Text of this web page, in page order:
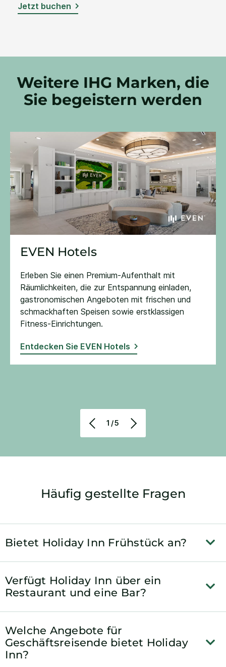
Jetzt buchen
Weitere IHG Marken, die
Sie begeistern werden
EVEN Hotels
Erleben Sie einen Premium-Aufenthalt mit
Räumlichkeiten, die zur Entspannung einladen,
gastronomischen Angeboten mit frischen und
schmackhaften Speisen sowie erstklassigen
Fitness-Einrichtungen​.
Entdecken Sie EVEN Hotels
1/5
Häufig gestellte Fragen
Bietet Holiday Inn Frühstück an?
Verfügt Holiday Inn über ein
Restaurant und eine Bar?
Welche Angebote für
Geschäftsreisende bietet Holiday
Inn?